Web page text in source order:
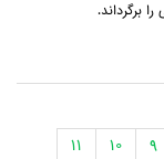
9
10
11